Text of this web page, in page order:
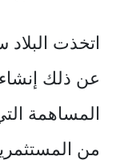
اتخذت البلاد
عن ذلك
المساهمة
من